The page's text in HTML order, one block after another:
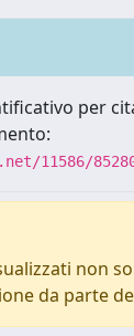
per
11586/
non
da parte